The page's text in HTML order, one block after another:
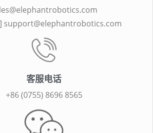
support@elephantrobotics.com
客服电话
+86 (0755) 8696 8565​